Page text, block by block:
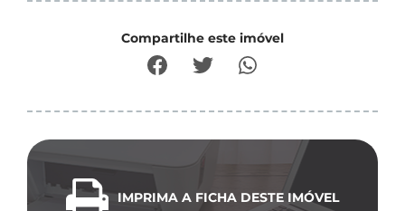
Compartilhe este imóvel
IMPRIMA A FICHA DESTE IMÓVEL